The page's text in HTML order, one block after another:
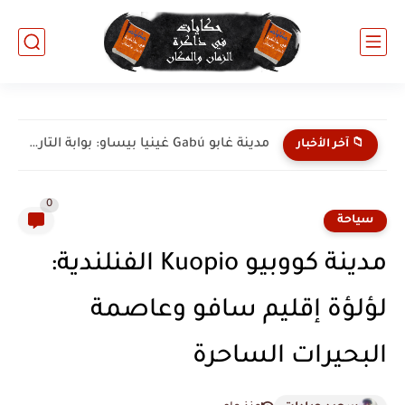
📁 آخر الأخبار مدينة كاتيو Catió غينيا بيساو: جوهرة الساحل الجنوبي والطبيعة البكر
سياحة
0
مدينة كووبيو Kuopio الفنلندية:
لؤلؤة إقليم سافو وعاصمة
البحيرات الساحرة